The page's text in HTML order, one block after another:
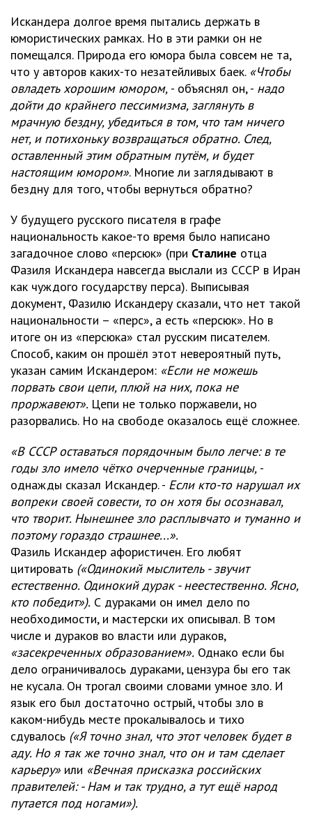
Искандера долгое время пытались держать в
юмористических рамках. Но в эти рамки он не
помещался. Природа его юмора была совсем не та,
что у авторов каких-то незатейливых баек. «Чтобы
овладеть хорошим юмором, - объяснял он, - надо
дойти до крайнего пессимизма, заглянуть в
мрачную бездну, убедиться в том, что там ничего
нет, и потихоньку возвращаться обратно. След,
оставленный этим обратным путём, и будет
настоящим юмором». Многие ли заглядывают в
бездну для того, чтобы вернуться обратно?
У будущего русского писателя в графе
национальность какое-то время было написано
загадочное слово «персюк» (при Сталине отца
Фазиля Искандера навсегда выслали из СССР в Иран
как чуждого государству перса). Выписывая
документ, Фазилю Искандеру сказали, что нет такой
национальности – «перс», а есть «персюк». Но в
итоге он из «персюка» стал русским писателем.
Способ, каким он прошёл этот невероятный путь,
указан самим Искандером: «Если не можешь
порвать свои цепи, плюй на них, пока не
проржавеют». Цепи не только поржавели, но
разорвались. Но на свободе оказалось ещё сложнее.
«В СССР оставаться порядочным было легче: в те
годы зло имело чётко очерченные границы, -
однажды сказал Искандер. - Если кто-то нарушал их
вопреки своей совести, то он хотя бы осознавал,
что творит. Нынешнее зло расплывчато и туманно и
поэтому гораздо страшнее...».
Фазиль Искандер афористичен. Его любят
цитировать («Одинокий мыслитель - звучит
естественно. Одинокий дурак - неестественно. Ясно,
кто победит»). С дураками он имел дело по
необходимости, и мастерски их описывал. В том
числе и дураков во власти или дураков,
«засекреченных образованием». Однако если бы
дело ограничивалось дураками, цензура бы его так
не кусала. Он трогал своими словами умное зло. И
язык его был достаточно острый, чтобы зло в
каком-нибудь месте прокалывалось и тихо
сдувалось («Я точно знал, что этот человек будет в
аду. Но я так же точно знал, что он и там сделает
карьеру» или «Вечная присказка российских
правителей: - Нам и так трудно, а тут ещё народ
путается под ногами»).